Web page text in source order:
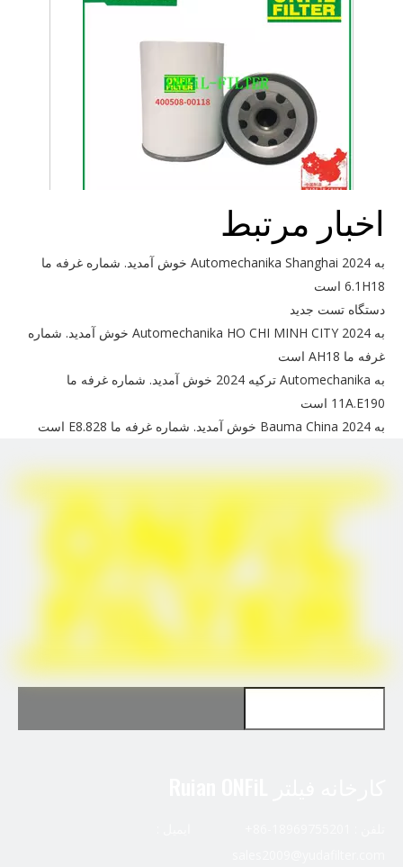
برای Doosan 400508-00118 استفاده کنید
برای Doosan 400508-00119 استفاده کنید
برای ناوگان FS36230 استفاده کنید
اخبار مرتبط
به Automechanika Shanghai 2024 خوش آمدید. شماره غرفه ما
6.1H18 است
دستگاه تست جدید
به Automechanika HO CHI MINH CITY 2024 خوش آمدید. شماره
غرفه ما AH18 است
به Automechanika ترکیه 2024 خوش آمدید. شماره غرفه ما
11A.E190 است
به Bauma China 2024 خوش آمدید. شماره غرفه ما E8.828 است
است